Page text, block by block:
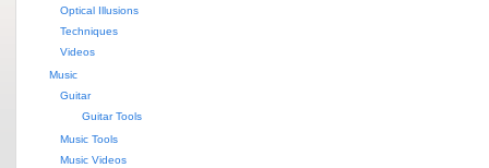
Optical Illusions
Techniques
Videos
Music
Guitar
Guitar Tools
Music Tools
Music Videos